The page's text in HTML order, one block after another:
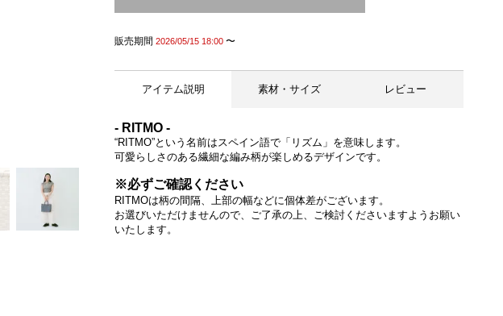
販売期間 2026/05/15 18:00 〜
アイテム説明 素材・サイズ レビュー
- RITMO -
“RITMO”という名前はスペイン語で「リズム」を意味します。
可愛らしさのある繊細な編み柄が楽しめるデザインです。
※必ずご確認ください
RITMOは柄の間隔、上部の幅などに個体差がございます。
お選びいただけませんので、ご了承の上、ご検討くださいますようお願い
いたします。